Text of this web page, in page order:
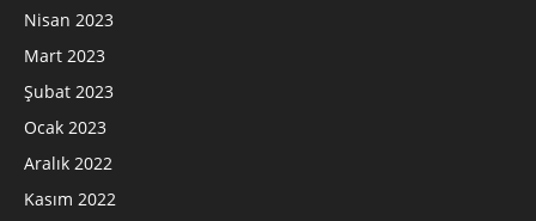
Nisan 2023
Mart 2023
Şubat 2023
Ocak 2023
Aralık 2022
Kasım 2022